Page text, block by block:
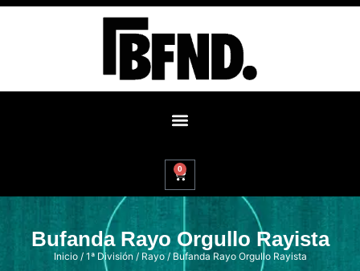
0
Bufanda Rayo Orgullo Rayista
Inicio/ 1ª División / Rayo/ Bufanda Rayo Orgullo Rayista